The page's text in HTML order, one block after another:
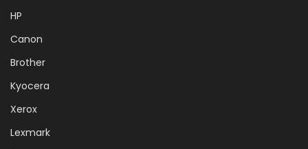
HP
Canon
Brother
Kyocera
Xerox
Lexmark